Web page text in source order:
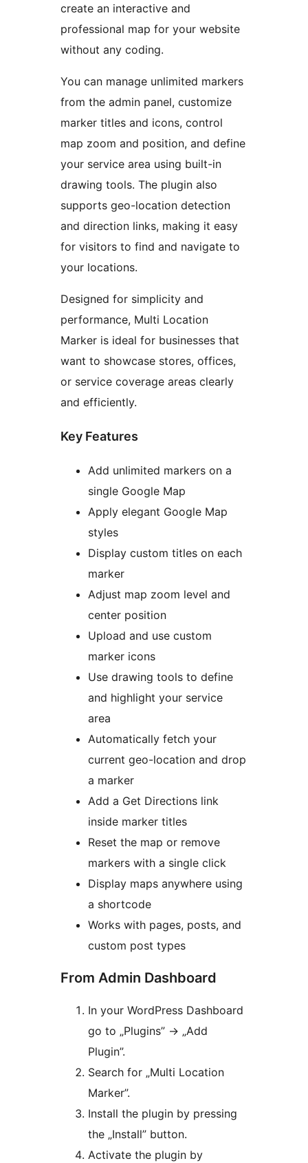
create an interactive and
professional map for your website
without any coding.
You can manage unlimited markers
from the admin panel, customize
marker titles and icons, control
map zoom and position, and define
your service area using built-in
drawing tools. The plugin also
supports geo-location detection
and direction links, making it easy
for visitors to find and navigate to
your locations.
Designed for simplicity and
performance, Multi Location
Marker is ideal for businesses that
want to showcase stores, offices,
or service coverage areas clearly
and efficiently.
Key Features
Add unlimited markers on a
single Google Map
Apply elegant Google Map
styles
Display custom titles on each
marker
Adjust map zoom level and
center position
Upload and use custom
marker icons
Use drawing tools to define
and highlight your service
area
Automatically fetch your
current geo-location and drop
a marker
Add a Get Directions link
inside marker titles
Reset the map or remove
markers with a single click
Display maps anywhere using
a shortcode
Works with pages, posts, and
custom post types
From Admin Dashboard
In your WordPress Dashboard
go to „Plugins” -> „Add
Plugin”.
Search for „Multi Location
Marker”.
Install the plugin by pressing
the „Install” button.
Activate the plugin by